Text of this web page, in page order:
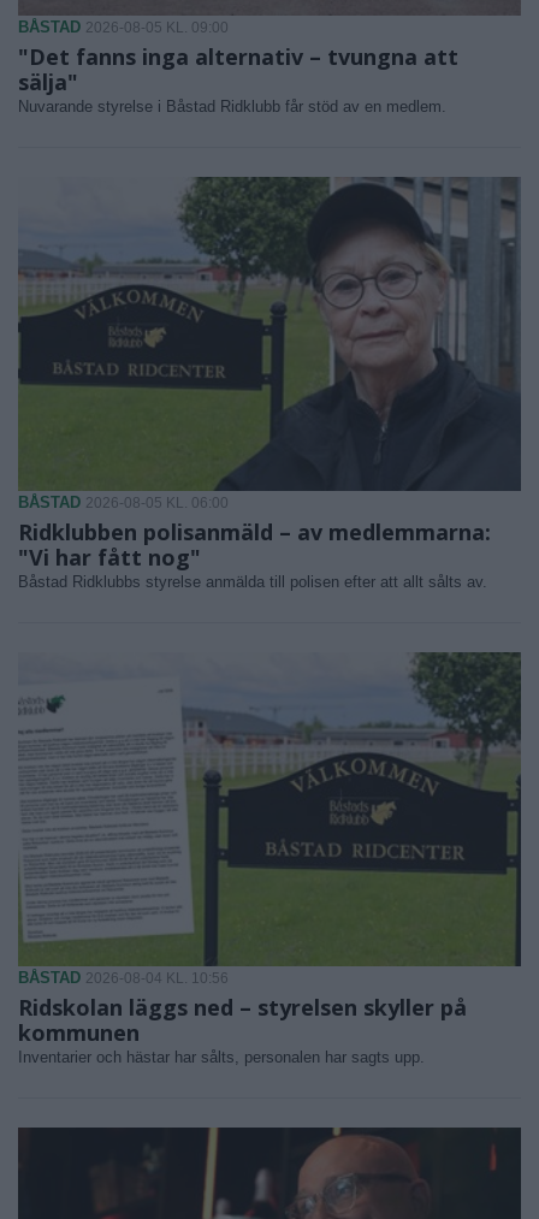
BÅSTAD 2026-08-05 KL. 09:00
"Det fanns inga alternativ – tvungna att
sälja"
Nuvarande styrelse i Båstad Ridklubb får stöd av en medlem.
BÅSTAD 2026-08-05 KL. 06:00
Ridklubben polisanmäld – av medlemmarna:
"Vi har fått nog"
Båstad Ridklubbs styrelse anmälda till polisen efter att allt sålts av.
BÅSTAD 2026-08-04 KL. 10:56
Ridskolan läggs ned – styrelsen skyller på
kommunen
Inventarier och hästar har sålts, personalen har sagts upp.